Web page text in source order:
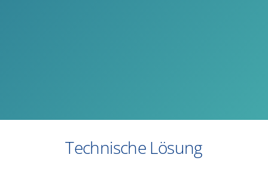
Technische Lösung